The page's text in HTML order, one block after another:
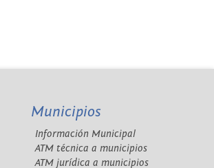
Municipios
Información Municipal
ATM técnica a municipios
ATM jurídica a municipios